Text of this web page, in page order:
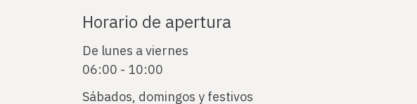
Horario de apertura
De lunes a viernes
06:00 - 10:00
Sábados, domingos y festivos